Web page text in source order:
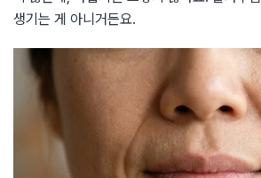
생기는 게 아니거든요.